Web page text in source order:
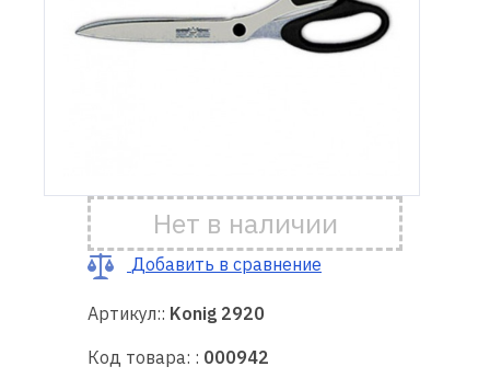
АКСЕССУАРЫ
Гарантия
Ремонт
швейной
Нет в наличии
Добавить в сравнение
Артикул:: Konig 2920
Код товара: : 000942